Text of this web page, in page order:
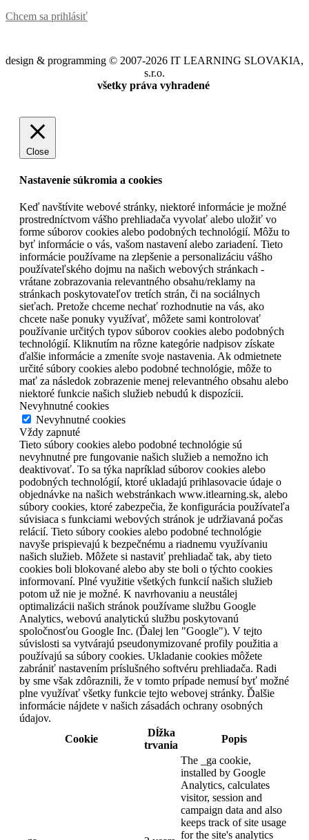
Chcem sa prihlásiť
design & programming © 2007-2026 IT LEARNING SLOVAKIA,
s.r.o.
všetky práva vyhradené
Close
Nastavenie súkromia a cookies
Keď navštívite webové stránky, niektoré informácie je možné
prostredníctvom vášho prehliadača vyvolať alebo uložiť vo
forme súborov cookies alebo podobných technológií. Môžu to
byť informácie o vás, vašom nastavení alebo zariadení. Tieto
informácie používame na zlepšenie a personalizáciu vášho
používateľského dojmu na našich webových stránkach -
vrátane zobrazovania relevantného obsahu/reklamy na
stránkach poskytovateľov tretích strán, či na sociálnych
sieťach. Pretože chceme nechať rozhodnutie na vás, ako
chcete naše ponuky využívať, môžete sami kontrolovať
používanie určitých typov súborov cookies alebo podobných
technológií. Kliknutím na rôzne kategórie nadpisov získate
ďalšie informácie a zmeníte svoje nastavenia. Ak odmietnete
určité súbory cookies alebo podobné technológie, môže to
mať za následok zobrazenie menej relevantného obsahu alebo
niektoré funkcie našich služieb nebudú k dispozícii.
Nevyhnutné cookies
Nevyhnutné cookies
Vždy zapnuté
Tieto súbory cookies alebo podobné technológie sú
nevyhnutné pre fungovanie našich služieb a nemožno ich
deaktivovať. To sa týka napríklad súborov cookies alebo
podobných technológií, ktoré ukladajú prihlasovacie údaje o
objednávke na našich webstránkach www.itlearning.sk, alebo
súbory cookies, ktoré zabezpečia, že konfigurácia používateľa
súvisiaca s funkciami webových stránok je udržiavaná počas
relácií. Tieto súbory cookies alebo podobné technológie
navyše prispievajú k bezpečnému a riadnemu využívaniu
našich služieb. Môžete si nastaviť prehliadač tak, aby tieto
cookies boli blokované alebo aby ste boli o týchto cookies
informovaní. Plné využitie všetkých funkcií našich služieb
potom už nie je možné. K navrhovaniu a neustálej
optimalizácii našich stránok používame službu Google
Analytics, webovú analytickú službu poskytovanú
spoločnosťou Google Inc. (Ďalej len "Google"). V tejto
súvislosti sa vytvárajú pseudonymizované profily použitia a
používajú sa súbory cookies. Ukladanie cookies môžete
zabrániť nastavením príslušného softvéru prehliadača. Radi
by sme však zdôraznili, že v tomto prípade nemusí byť možné
plne využívať všetky funkcie tejto webovej stránky. Ďalšie
informácie nájdete v našich zásadách ochrany osobných
údajov.
Cookie
Dĺžka
trvania
Popis
The _ga cookie,
installed by Google
Analytics, calculates
visitor, session and
campaign data and also
keeps track of site usage
for the site's analytics